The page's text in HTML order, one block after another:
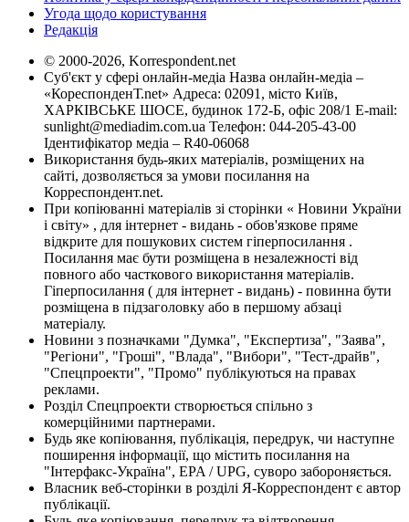
Угода щодо користування
Редакція
© 2000-2026, Korrespondent.net
Суб'єкт у сфері онлайн-медіа Назва онлайн-медіа –
«КореспонденТ.net» Адреса: 02091, місто Київ,
ХАРКІВСЬКЕ ШОСЕ, будинок 172-Б, офіс 208/1 E-mail:
sunlight@mediadim.com.ua Телефон: 044-205-43-00
Ідентифікатор медіа – R40-06068
Використання будь-яких матеріалів, розміщених на
сайті, дозволяється за умови посилання на
Корреспондент.net.
При копіюванні матеріалів зі сторінки « Новини України
і світу» , для інтернет - видань - обов'язкове пряме
відкрите для пошукових систем гіперпосилання .
Посилання має бути розміщена в незалежності від
повного або часткового використання матеріалів.
Гіперпосилання ( для інтернет - видань) - повинна бути
розміщена в підзаголовку або в першому абзаці
матеріалу.
Новини з позначками "Думка", "Експертиза", "Заява",
"Регіони", "Гроші", "Влада", "Вибори", "Тест-драйв",
"Спецпроекти", "Промо" публікуються на правах
реклами.
Розділ Спецпроекти створюється спільно з
комерційними партнерами.
Будь яке копіювання, публікація, передрук, чи наступне
поширення інформації, що містить посилання на
"Інтерфакс-Україна", EPA / UPG, суворо забороняється.
Власник веб-сторінки в розділі Я-Корреспондент є автор
публікації.